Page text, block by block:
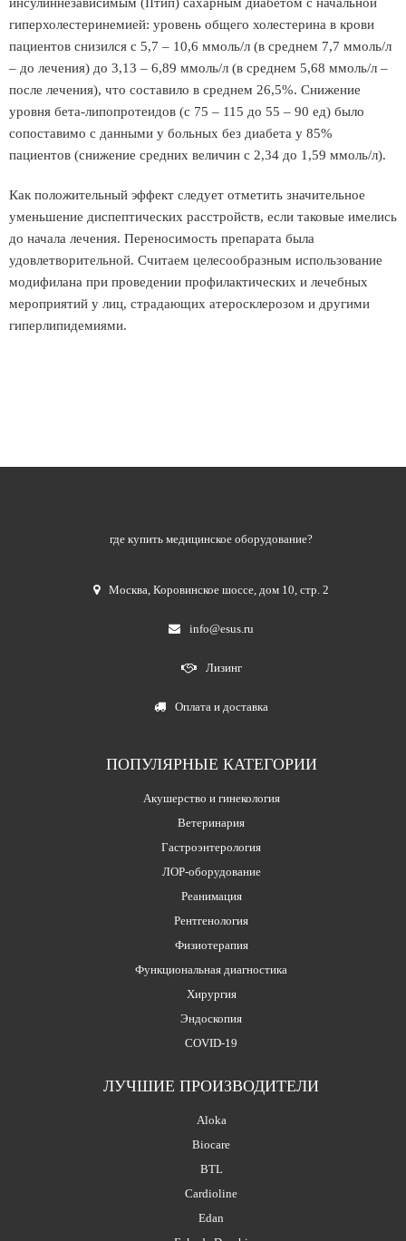
гиперхолестеринемией: уровень общего холестерина в крови
пациентов снизился с 5,7 – 10,6 ммоль/л (в среднем 7,7 ммоль/л
– до лечения) до 3,13 – 6,89 ммоль/л (в среднем 5,68 ммоль/л –
после лечения), что составило в среднем 26,5%. Снижение
уровня бета-липопротеидов (с 75 – 115 до 55 – 90 ед) было
сопоставимо с данными у больных без диабета у 85%
пациентов (снижение средних величин с 2,34 до 1,59 ммоль/л).
Как положительный эффект следует отметить значительное
уменьшение диспептических расстройств, если таковые имелись
до начала лечения. Переносимость препарата была
удовлетворительной. Считаем целесообразным использование
модифилана при проведении профилактических и лечебных
мероприятий у лиц, страдающих атеросклерозом и другими
гиперлипидемиями.
где купить медицинское оборудование?
Москва,Коровинское шоссе, дом 10, стр. 2
info@esus.ru
Лизинг
Оплата и доставка
ПОПУЛЯРНЫЕ КАТЕГОРИИ
Акушерство и гинекология
Ветеринария
Гастроэнтерология
ЛОР-оборудование
Реанимация
Рентгенология
Физиотерапия
Функциональная диагностика
Хирургия
Эндоскопия
COVID-19
ЛУЧШИЕ ПРОИЗВОДИТЕЛИ
Aloka
Biocare
BTL
Cardioline
Edan